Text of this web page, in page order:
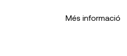
Més informació